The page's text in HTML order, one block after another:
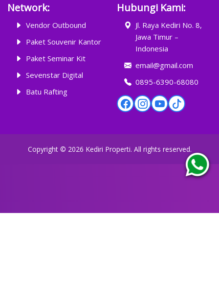
Network:
Vendor Outbound
Paket Souvenir Kantor
Paket Seminar Kit
Sevenstar Digital
Batu Rafting
Hubungi Kami:
Jl. Raya Kediri No. 8,
Jawa Timur –
Indonesia
email@gmail.com
0895-6390-68080
Copyright © 2026 Kediri Properti. All rights reserved.